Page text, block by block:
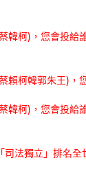
韓柯)，您會投給
賴柯韓郭朱王)，
韓柯)，您會投給
司法獨立」排名